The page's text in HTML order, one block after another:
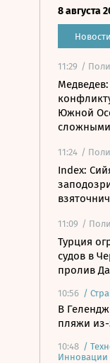
8 августа
Новости
11:29 /
Южной
сложными
11:24 /
Index:
11:09 /
Турция
судов в
пролив
10:56 /
В
пляжи из-
10:48 /
Инновации